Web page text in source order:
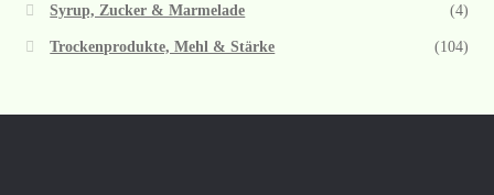
Syrup, Zucker & Marmelade (4)
Trockenprodukte, Mehl & Stärke (104)